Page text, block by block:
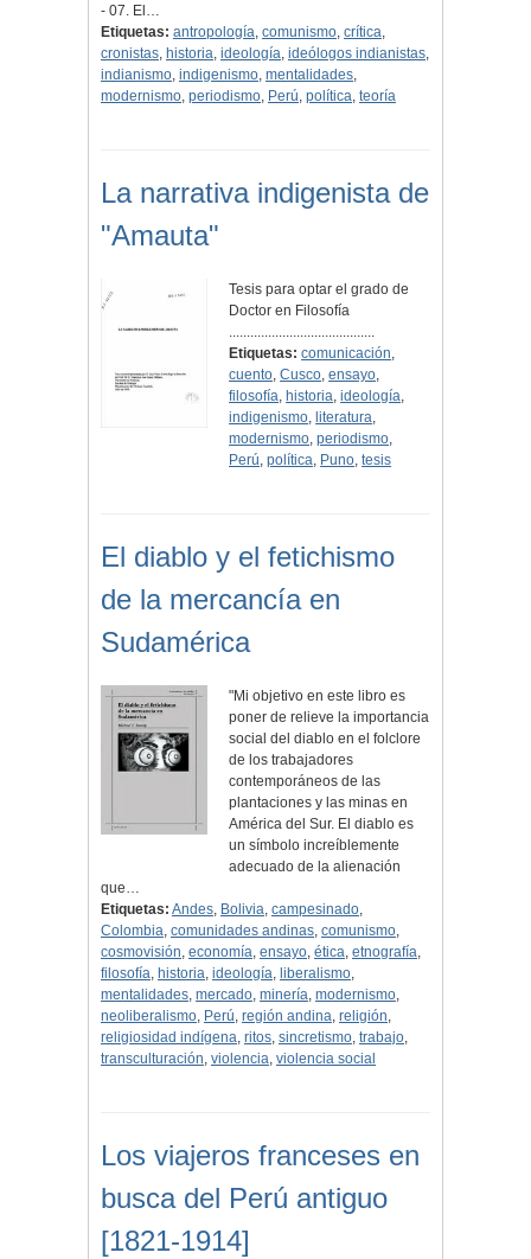
- 07. El…
Etiquetas: antropología, comunismo, crítica,
cronistas, historia, ideología, ideólogos indianistas,
indianismo, indigenismo, mentalidades,
modernismo, periodismo, Perú, política, teoría
La narrativa indigenista de
"Amauta"
Tesis para optar el grado de
Doctor en Filosofía
.........................................
Etiquetas: comunicación,
cuento,Cusco,ensayo,
filosofía, historia,ideología,
indigenismo, literatura,
modernismo,periodismo,
Perú,política, Puno,tesis
El diablo y el fetichismo
de la mercancía en
Sudamérica
"Mi objetivo en este libro es
poner de relieve la importancia
social del diablo en el folclore
de los trabajadores
contemporáneos de las
plantaciones y las minas en
América del Sur. El diablo es
un símbolo increíblemente
adecuado de la alienación
que…
Etiquetas: Andes, Bolivia, campesinado,
Colombia, comunidades andinas, comunismo,
cosmovisión, economía, ensayo, ética, etnografía,
filosofía, historia, ideología, liberalismo,
mentalidades, mercado, minería, modernismo,
neoliberalismo, Perú, región andina, religión,
religiosidad indígena, ritos, sincretismo, trabajo,
transculturación, violencia, violencia social
Los viajeros franceses en
busca del Perú antiguo
[1821-1914]